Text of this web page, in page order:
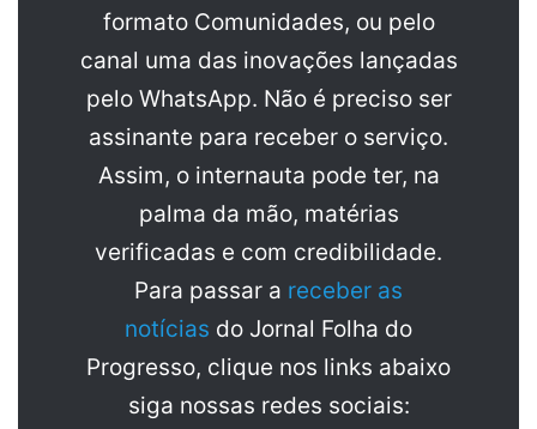
formato Comunidades, ou pelo
canal uma das inovações lançadas
pelo WhatsApp. Não é preciso ser
assinante para receber o serviço.
Assim, o internauta pode ter, na
palma da mão, matérias
verificadas e com credibilidade.
Para passar a receber as
notícias do Jornal Folha do
Progresso, clique nos links abaixo
siga nossas redes sociais: